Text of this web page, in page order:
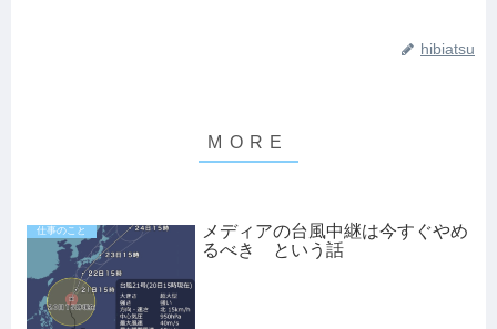
hibiatsu
仕事のこと
メディアの台風中継は今すぐやめ
るべき という話